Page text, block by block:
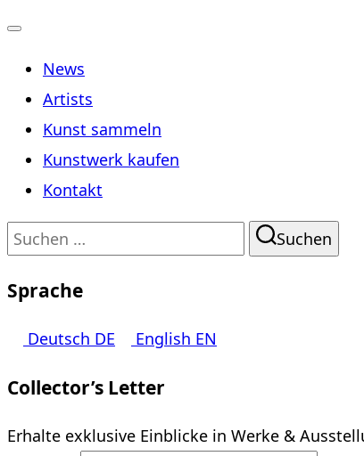
umschalten
News
Artists
Kunst sammeln
Kunstwerk kaufen
Kontakt
Suchen
Suchen
Sprache
Deutsch DE English EN
Collector’s Letter
Erhalte exklusive Einblicke in Werke &